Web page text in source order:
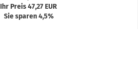
Ihr Preis 47,27 EUR
Sie sparen 4,5%